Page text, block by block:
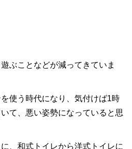
ぶことなどが減ってきていま
使う時代になり、気付けば1時
て、悪い姿勢になっていると思
、和式トイレから洋式トイレに